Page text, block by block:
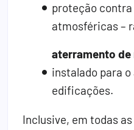
proteção
atmosféricas –
aterramento
instalado para
edificações.
Inclusive, em todas